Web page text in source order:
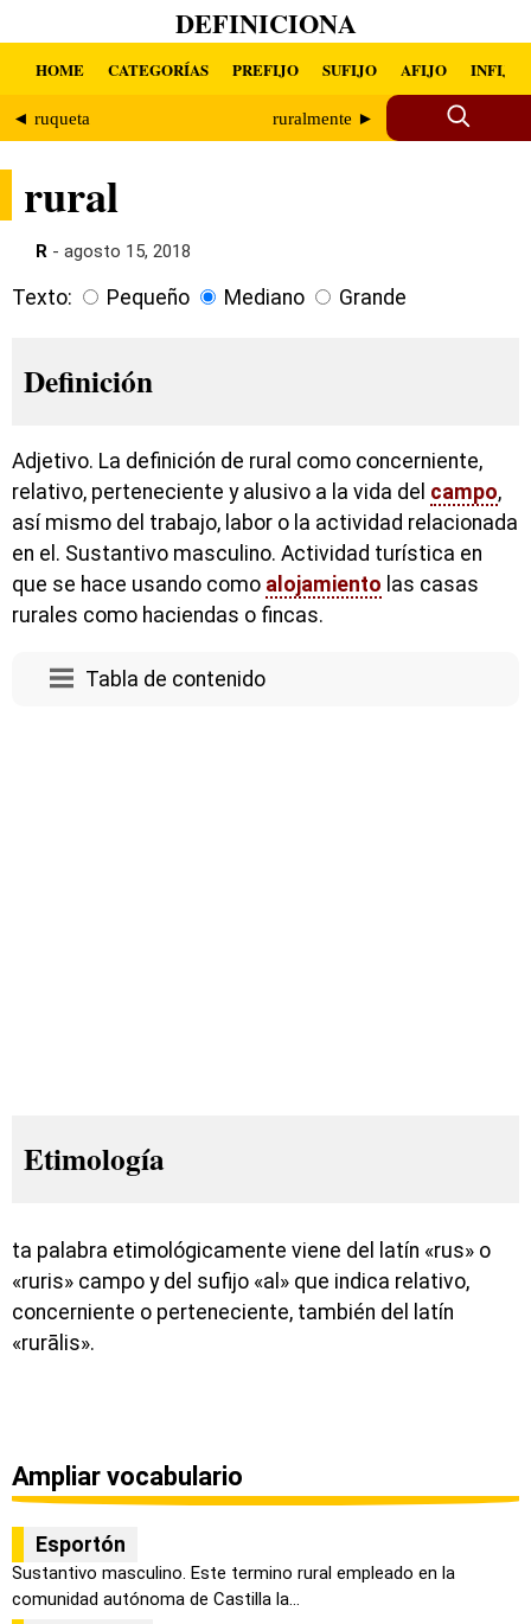
DEFINICIONA
HOME CATEGORÍAS PREFIJO SUFIJO AFIJO INFIJO
◄ ruqueta ruralmente ►
rural
R - agosto 15, 2018
Texto: Pequeño Mediano Grande
Definición
Adjetivo. La definición de rural como concerniente,
relativo, perteneciente y alusivo a la vida del campo,
así mismo del trabajo, labor o la actividad relacionada
en el. Sustantivo masculino. Actividad turística en
que se hace usando como alojamiento las casas
rurales como haciendas o fincas.
Tabla de contenido
Etimología
ta palabra etimológicamente viene del latín «rus» o
«ruris» campo y del sufijo «al» que indica relativo,
concerniente o perteneciente, también del latín
«rurālis».
Ampliar vocabulario
Esportón
Sustantivo masculino. Este termino rural empleado en la
comunidad autónoma de Castilla la...